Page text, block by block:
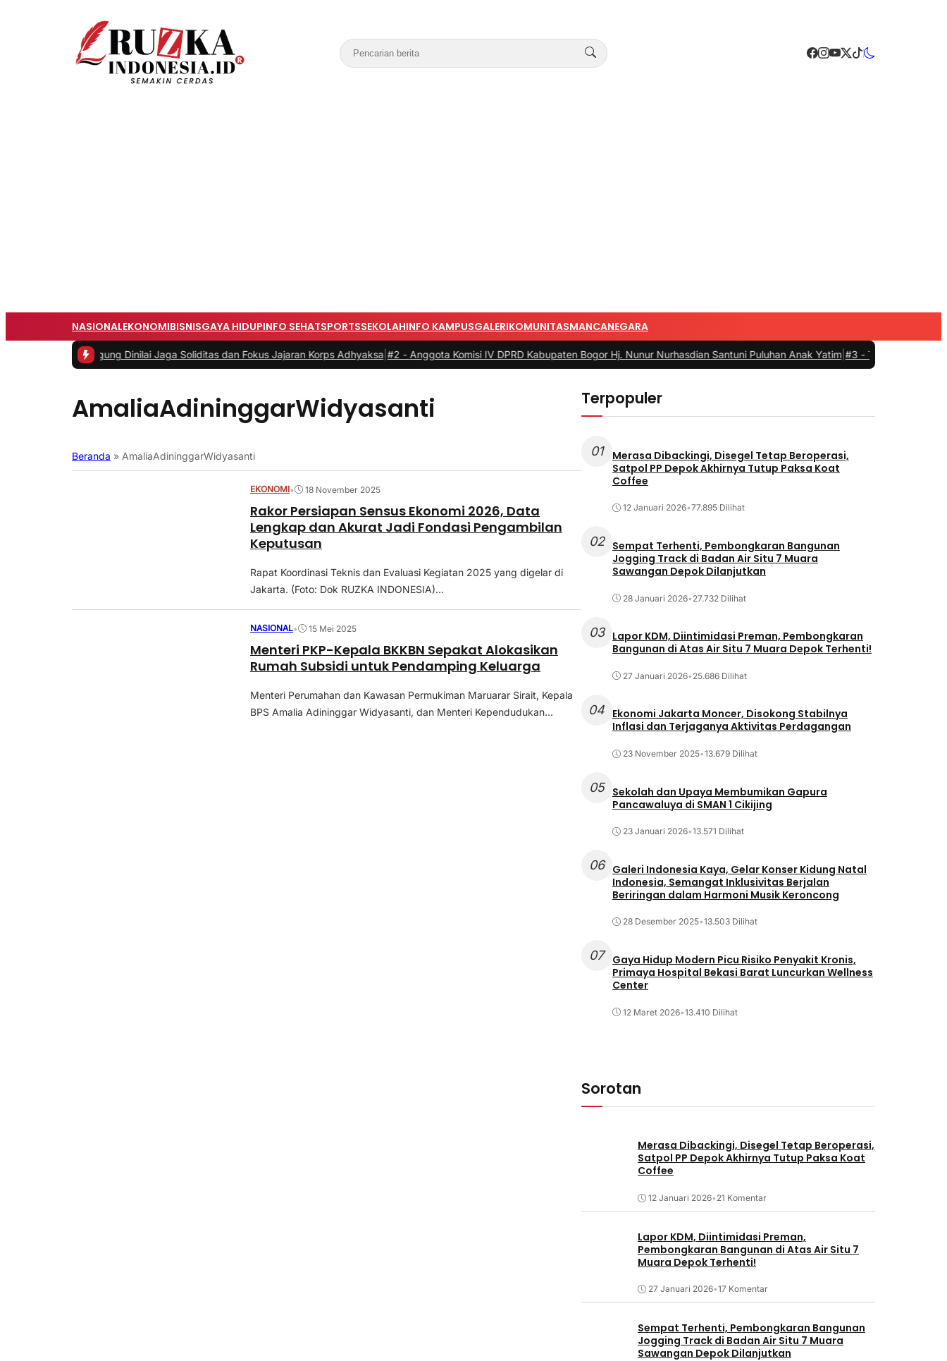
NASIONALEKONOMIBISNISGAYA HIDUPINFO SEHATSPORTSSEKOLAHINFO KAMPUSGALERIKOMUNITASMANCANEGARA
Jaksa Agung Dinilai Jaga Soliditas dan Fokus Jajaran Korps Adhyaksa|#2 -Anggota Komisi IV DPRD Kabupaten Bogor Hj. Nunur Nurhasdian Santuni Puluhan Anak Yatim|#3 -Turnamen Futsal SPPG
AmaliaAdininggarWidyasanti
Beranda » AmaliaAdininggarWidyasanti
EKONOMI• 18 November 2025
Rakor Persiapan Sensus Ekonomi 2026, Data
Lengkap dan Akurat Jadi Fondasi Pengambilan
Keputusan
Rapat Koordinasi Teknis dan Evaluasi Kegiatan 2025 yang digelar di
Jakarta. (Foto: Dok RUZKA INDONESIA)...
NASIONAL• 15 Mei 2025
Menteri PKP-Kepala BKKBN Sepakat Alokasikan
Rumah Subsidi untuk Pendamping Keluarga
Menteri Perumahan dan Kawasan Permukiman Maruarar Sirait, Kepala
BPS Amalia Adininggar Widyasanti, dan Menteri Kependudukan...
Terpopuler
01
Merasa Dibackingi, Disegel Tetap Beroperasi,
Satpol PP Depok Akhirnya Tutup Paksa Koat
Coffee
12 Januari 2026•77.895 Dilihat
02
Sempat Terhenti, Pembongkaran Bangunan
Jogging Track di Badan Air Situ 7 Muara
Sawangan Depok Dilanjutkan
28 Januari 2026• 27.732 Dilihat
03
Lapor KDM, Diintimidasi Preman, Pembongkaran
Bangunan di Atas Air Situ 7 Muara Depok Terhenti!
27 Januari 2026• 25.686 Dilihat
04 Ekonomi Jakarta Moncer, Disokong Stabilnya
Inflasi dan Terjaganya Aktivitas Perdagangan
23 November 2025•13.679 Dilihat
05
Sekolah dan Upaya Membumikan Gapura
Pancawaluya di SMAN 1 Cikijing
23 Januari 2026•13.571 Dilihat
06
Galeri Indonesia Kaya, Gelar Konser Kidung Natal
Indonesia, Semangat Inklusivitas Berjalan
Beriringan dalam Harmoni Musik Keroncong
28 Desember 2025•13.503 Dilihat
07
Gaya Hidup Modern Picu Risiko Penyakit Kronis,
Primaya Hospital Bekasi Barat Luncurkan Wellness
Center
12 Maret 2026•13.410 Dilihat
Sorotan
Merasa Dibackingi, Disegel Tetap Beroperasi,
Satpol PP Depok Akhirnya Tutup Paksa Koat
Coffee
12 Januari 2026• 21 Komentar
Lapor KDM, Diintimidasi Preman,
Pembongkaran Bangunan di Atas Air Situ 7
Muara Depok Terhenti!
27 Januari 2026•17 Komentar
Sempat Terhenti, Pembongkaran Bangunan
Jogging Track di Badan Air Situ 7 Muara
Sawangan Depok Dilanjutkan